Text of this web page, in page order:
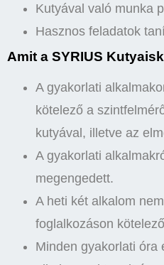
Kutyával való munka
Hasznos feladatok
Amit a SYRIUS
A gyakorlati
kötelező a
kutyával, illetve az
A gyakorlati
megengedett.
A heti két alkalom
foglalkozáson
Minden gyakorlati óra